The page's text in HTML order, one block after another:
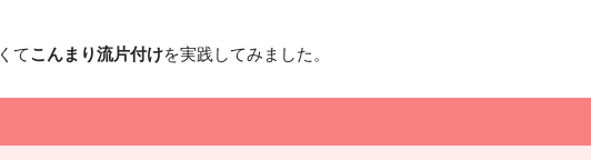
てこんまり流片付けを実践してみました。